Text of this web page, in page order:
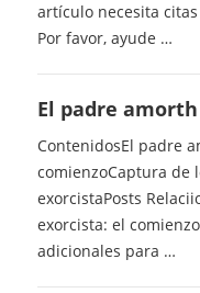
artículo necesita
Por favor, ayude …
El padre amorth
ContenidosEl padre
comienzoCaptura de
exorcistaPosts
exorcista: el
adicionales para …